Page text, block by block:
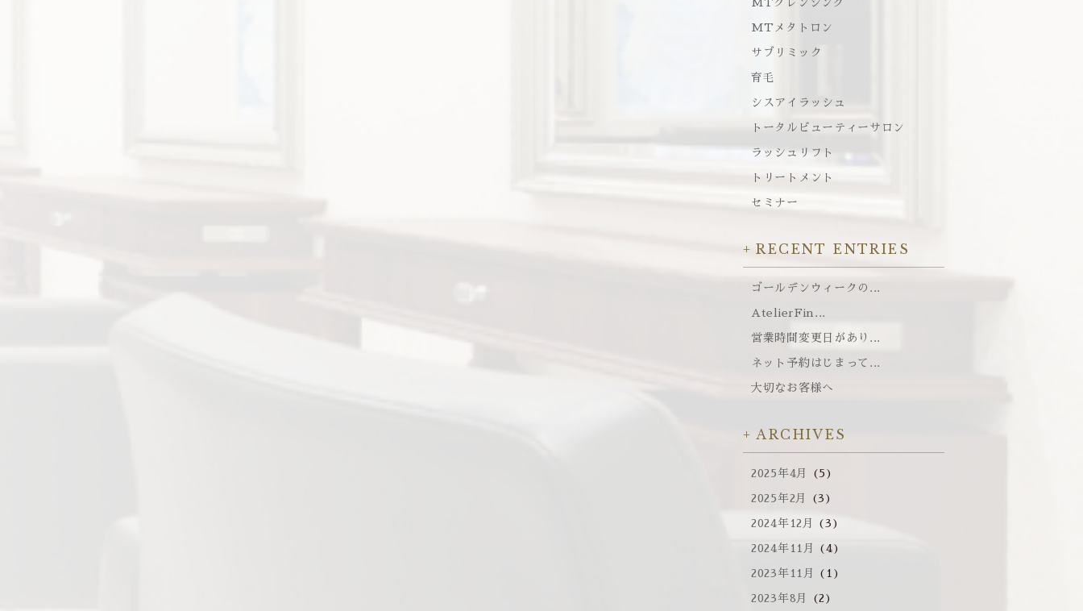
MTクレンジング
MTメタトロン
サブリミック
育毛
シスアイラッシュ
トータルビューティーサロン
ラッシュリフト
トリートメント
セミナー
RECENT ENTRIES
ゴールデンウィークの...
AtelierFin...
営業時間変更日があり...
ネット予約はじまって...
大切なお客様へ
ARCHIVES
2025年4月 (5)
2025年2月 (3)
2024年12月 (3)
2024年11月 (4)
2023年11月 (1)
2023年8月 (2)